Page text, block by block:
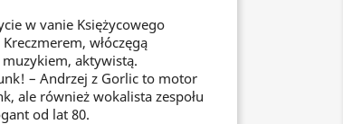
w vanie Księżycowego
włóczęgą
aktywistą.
– Andrzej z Gorlic to motor
ale również wokalista zespołu
od lat 80.